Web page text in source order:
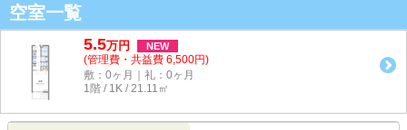
空室一覧
5.5万円 NEW
(管理費・共益費 6,500円)
敷：0ヶ月｜礼：0ヶ月
1階 / 1K / 21.11㎡